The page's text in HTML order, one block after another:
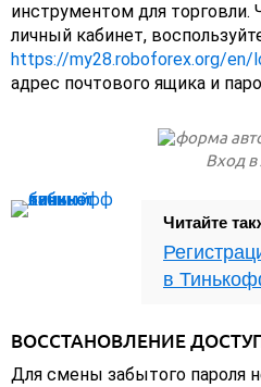
инструментом для торговли.
личный кабинет,
https://my28.roboforex.org/en/
адрес почтового ящика и
Вход
Читайте
в
ВОССТАНОВЛЕНИЕ
Для смены забытого пароля